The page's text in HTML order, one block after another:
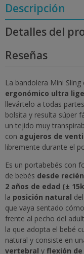
Descripción
Detalles del
Reseñas
La bandolera Mini
ergonómico ultra
llevártelo a todas
bolsita y resulta súper
un tejido muy
con agujeros de
libremente durante el
Es un portabebés con
de bebés desde
2 años de edad (±
la posición natural
que vaya sentado
frente al pecho del
la que adopta el bebé
natural y consiste en
vertebral y flexión